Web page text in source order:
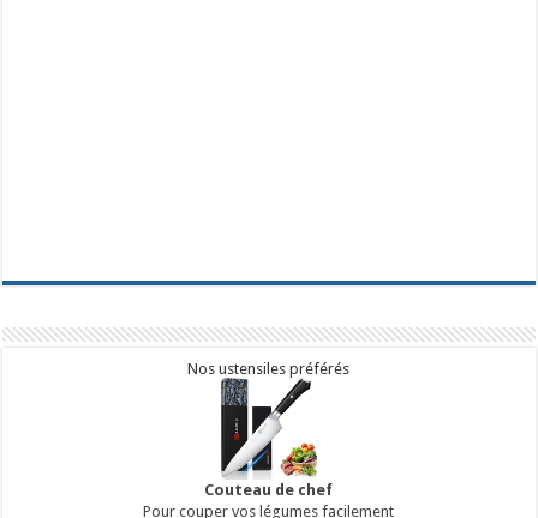
Nos ustensiles préférés
Couteau de chef
Pour couper vos légumes facilement